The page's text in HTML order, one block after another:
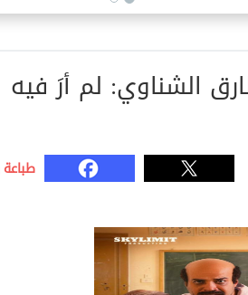
الشناوي: لم أرَ فيه
طباعة